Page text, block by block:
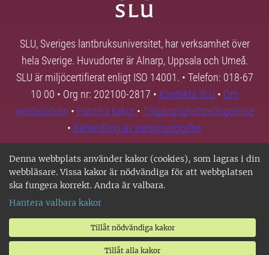
Denna webbplats använder kakor (cookies), som lagras i din
webbläsare. Vissa kakor är nödvändiga för att webbplatsen
ska fungera korrekt. Andra är valbara.
Hantera valbara kakor
Tillåt nödvändiga kakor
Tillåt alla kakor
SLU, Sveriges lantbruksuniversitet, har verksamhet över
hela Sverige. Huvudorter är Alnarp, Uppsala och Umeå.
SLU är miljöcertifierat enligt ISO 14001. • Telefon: 018-67
10 00 • Org nr: 202100-2817 • Kontakta SLU • Om
webbplatsen • Hantera kakor • Tillgänglighetsredogörelse
• Behandling av personuppgifter